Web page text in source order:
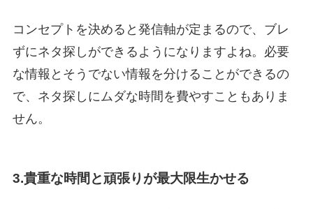
コンセプトを決めると発信軸が定まるので、ブレ
ずにネタ探しができるようになりますよね。必要
な情報とそうでない情報を分けることができるの
で、ネタ探しにムダな時間を費やすこともありま
せん。
3.貴重な時間と頑張りが最大限生かせる